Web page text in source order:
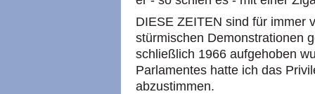
DIESE ZEITEN sind für immer
stürmischen Demonstrationen
schließlich 1966 aufgehoben
Parlamentes hatte ich das
abzustimmen.